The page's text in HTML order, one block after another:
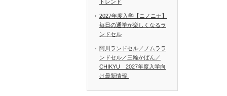
トレンド
2027年度入学【ニノニナ】
毎日の通学が楽しくなるラ
ンドセル
阿川ランドセル／ノムララ
ンドセル／三輪かばん／
CHIKYU 2027年度入学向
け最新情報